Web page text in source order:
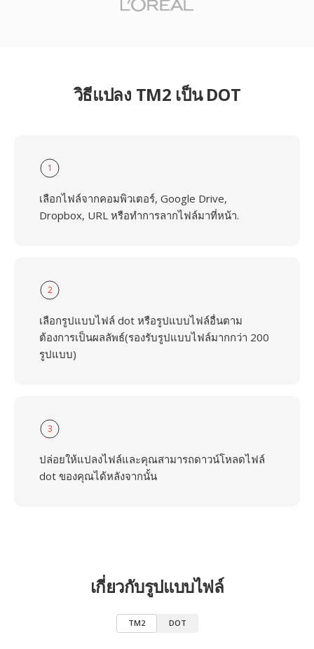
วิธีแปลง TM2 เป็น DOT
1
เลือกไฟล์จากคอมพิวเตอร์, Google Drive,
Dropbox, URL หรือทำการลากไฟล์มาที่หน้า.
2
เลือกรูปแบบไฟล์ dot หรือรูปแบบไฟล์อื่นตาม
ต้องการเป็นผลลัพธ์(รองรับรูปแบบไฟล์มากกว่า 200
รูปแบบ)
3
ปล่อยให้แปลงไฟล์และคุณสามารถดาวน์โหลดไฟล์
dot ของคุณได้หลังจากนั้น
เกี่ยวกับรูปแบบไฟล์
TM2 DOT